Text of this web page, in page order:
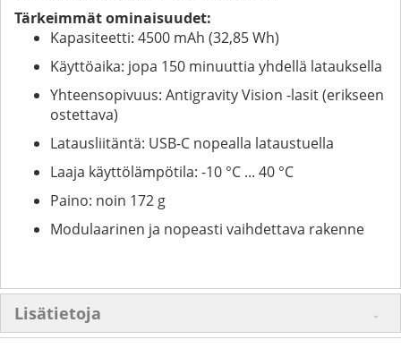
Tärkeimmät ominaisuudet:
Kapasiteetti: 4500 mAh (32,85 Wh)
Käyttöaika: jopa 150 minuuttia yhdellä latauksella
Yhteensopivuus: Antigravity Vision -lasit (erikseen
ostettava)
Latausliitäntä: USB-C nopealla lataustuella
Laaja käyttölämpötila: -10 °C ... 40 °C
Paino: noin 172 g
Modulaarinen ja nopeasti vaihdettava rakenne
Lisätietoja